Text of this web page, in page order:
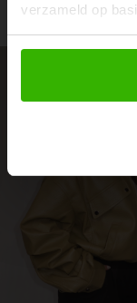
verzameld op